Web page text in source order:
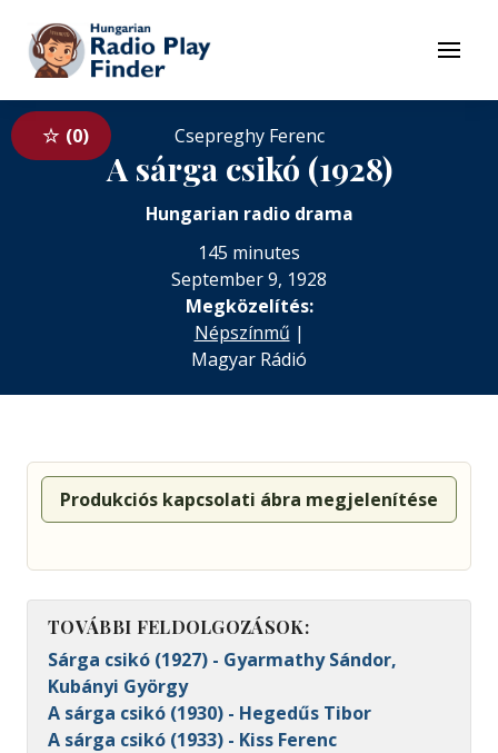
To contents
Menu
0 Csepreghy Ferenc
A sárga csikó (1928)
Hungarian radio drama
145 minutes
September 9, 1928
Megközelítés:
Népszínmű |
Magyar Rádió
Produkciós kapcsolati ábra megjelenítése
TOVÁBBI FELDOLGOZÁSOK:
Sárga csikó (1927) - Gyarmathy Sándor,
Kubányi György
A sárga csikó (1930) - Hegedűs Tibor
A sárga csikó (1933) - Kiss Ferenc